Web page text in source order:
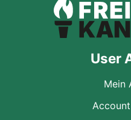
User
Mein